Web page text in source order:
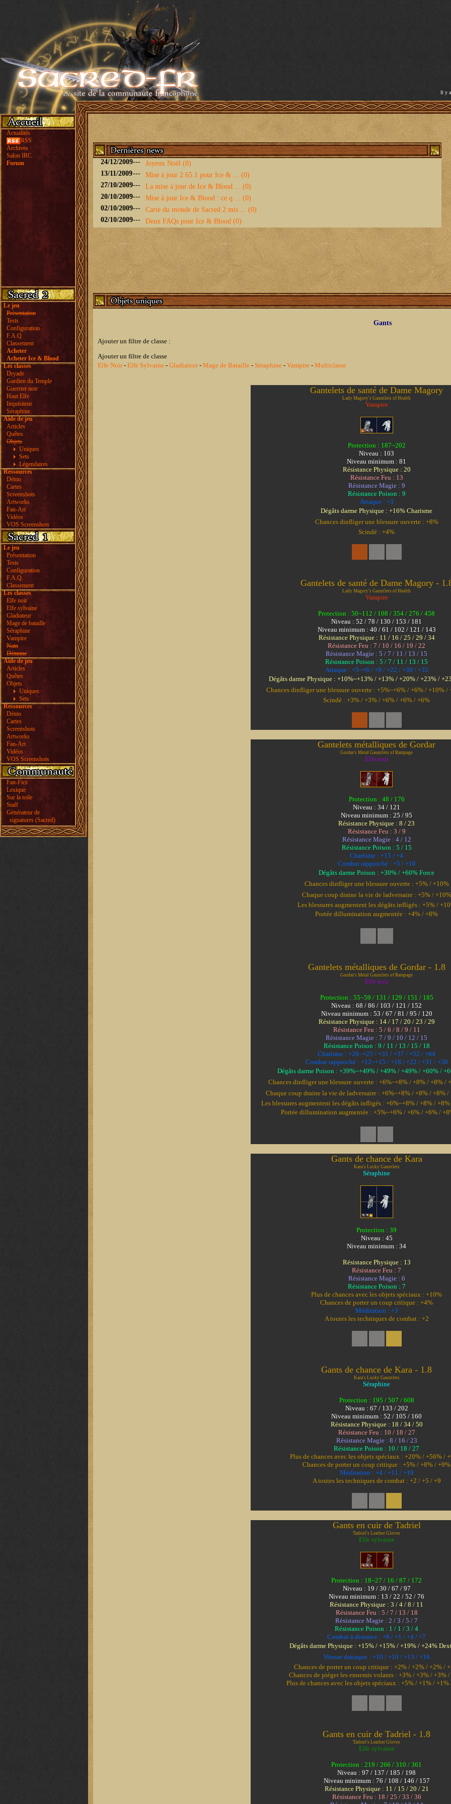
Il y
Actualités
RSS
Archives
Salon IRC
Forum
Le jeu
Présentation
Tests
Configuration
F.A.Q.
Classement
Acheter
Acheter Ice & Blood
Les classes
Dryade
Gardien du Temple
Guerrier noir
Haut Elfe
Inquisiteur
Séraphine
Aide de jeu
Articles
Quêtes
Objets
Uniques
Sets
Légendaires
Ressources
Démo
Cartes
Screenshots
Artworks
Fan-Art
Vidéos
VOS Screenshots
Le jeu
Présentation
Tests
Configuration
F.A.Q.
Classement
Les classes
Elfe noir
Elfe sylvaine
Gladiateur
Mage de bataille
Séraphine
Vampire
Nain
Démone
Aide de jeu
Articles
Quêtes
Objets
Uniques
Sets
Ressources
Démo
Cartes
Screenshots
Artworks
Fan-Art
Vidéos
VOS Screenshots
Fan-Fics
Lexique
Sur la toile
Staff
Générateur de
signatures (Sacred)
24/12/2009---
Joyeux Noël (0)
13/11/2009---
Mise à jour 2.65.1 pour Ice & ... (0)
27/10/2009---
La mise à jour de Ice & Blood ... (0)
20/10/2009---
Mise à jour Ice & Blood : ce q ... (0)
02/10/2009---
Carte du monde de Sacred 2 mis ... (0)
02/10/2009--- Deux FAQs pour Ice & Blood (0)
Gants
Ajouter un filtre de classe :
Ajouter un filtre de classe
Elfe Noir- Elfe Sylvaine - Gladiateur- Mage de Bataille - Séraphine - Vampire - Multiclasse
Gantelets de santé de Dame Magory
Lady Magory's Gauntlets of Health
Vampire
Protection : 187~202
Niveau : 103
Niveau minimum : 81
Résistance Physique : 20
Résistance Feu : 13
Résistance Magie : 9
Résistance Poison : 9
Attaque : +3
Dégâts darme Physique : +16% Charisme
Chances dinfliger une blessure ouverte : +8%
Scindé : +4%
Gantelets de santé de Dame Magory -
Lady Magory's Gauntlets of Health
Vampire
Protection : 50~112 / 108 / 354 / 276 / 458
Niveau : 52 / 78 / 130 / 153 / 181
Niveau minimum : 40 / 61 / 102 / 121 / 143
Résistance Physique : 11 / 16 / 25 / 29 / 34
Résistance Feu : 7 / 10 / 16 / 19 / 22
Résistance Magie : 5 / 7 / 11 / 13 / 15
Résistance Poison : 5 / 7 / 11 / 13 / 15
Attaque : +5~+6 / +9 / +22 / +30 / +35
Dégâts darme Physique : +10%~+13% / +13% / +20% / +23% /
Chances dinfliger une blessure ouverte : +5%~+6% / +6% / +10% /
Scindé : +3% / +3% / +6% / +6% / +6%
Gantelets métalliques de Gordar
Gordar's Metal Gauntlets of Rampage
Elfe noir
Protection : 48 / 176
Niveau : 34 / 121
Niveau minimum : 25 / 95
Résistance Physique : 8 / 23
Résistance Feu : 3 / 9
Résistance Magie : 4 / 12
Résistance Poison : 5 / 15
Charisme : +15 / +4
Combat rapproché : +5 / +10
Dégâts darme Poison : +30% / +60% Force
Chances dinfliger une blessure ouverte : +5% / +10%
Chaque coup draine la vie de ladversaire : +5% / +10%
Les blessures augmentent les dégâts infligés : +5% /
Portée dillumination augmentée : +4% / +8%
Gantelets métalliques de Gordar - 1.8
Gordar's Metal Gauntlets of Rampage
Elfe noir
Protection : 55~59 / 131 / 129 / 151 / 185
Niveau : 68 / 86 / 103 / 121 / 152
Niveau minimum : 53 / 67 / 81 / 95 / 120
Résistance Physique : 14 / 17 / 20 / 23 / 29
Résistance Feu : 5 / 6 / 8 / 9 / 11
Résistance Magie : 7 / 9 / 10 / 12 / 15
Résistance Poison : 9 / 11 / 13 / 15 / 18
Charisme : +20~+25 / +31 / +37 / +52 / +64
Combat rapproché : +12~+15 / +18 / +22 / +31 / +38
Dégâts darme Poison : +39%~+49% / +49% / +49% / +60% /
Chances dinfliger une blessure ouverte : +6%~+8% / +8% / +8% /
Chaque coup draine la vie de ladversaire : +6%~+8% / +8% / +8%
Les blessures augmentent les dégâts infligés : +6%~+8% / +8% /
Portée dillumination augmentée : +5%~+6% / +6% / +6% /
Gants de chance de Kara
Kara's Lucky Gauntlets
Séraphine
Protection : 39
Niveau : 45
Niveau minimum : 34
Résistance Physique : 13
Résistance Feu : 7
Résistance Magie : 6
Résistance Poison : 7
Plus de chances avec les objets spéciaux : +10%
Chances de porter un coup critique : +4%
Méditation : +3
A toutes les techniques de combat : +2
Gants de chance de Kara - 1.8
Kara's Lucky Gauntlets
Séraphine
Protection : 195 / 507 / 608
Niveau : 67 / 133 / 202
Niveau minimum : 52 / 105 / 160
Résistance Physique : 18 / 34 / 50
Résistance Feu : 10 / 18 / 27
Résistance Magie : 8 / 16 / 23
Résistance Poison : 10 / 18 / 27
Plus de chances avec les objets spéciaux : +20% / +56% /
Chances de porter un coup critique : +5% / +8% / +9%
Méditation : +4 / +11 / +19
A toutes les techniques de combat : +2 / +5 / +9
Gants en cuir de Tadriel
Tadriel's Leather Gloves
Elfe sylvaine
Protection : 18~27 / 16 / 87 / 172
Niveau : 19 / 30 / 67 / 97
Niveau minimum : 13 / 22 / 52 / 76
Résistance Physique : 3 / 4 / 8 / 11
Résistance Feu : 5 / 7 / 13 / 18
Résistance Magie : 2 / 3 / 5 / 7
Résistance Poison : 1 / 1 / 3 / 4
Combat à distance : +8 / +1 / +4 / +7
Dégâts darme Physique : +15% / +15% / +19% / +24%
Vitesse dattaque : +10 / +10 / +13 / +16
Chances de porter un coup critique : +2% / +2% / +2% /
Chances de piéger les ennemis volants : +3% / +3% / +3%
Plus de chances avec les objets spéciaux : +5% / +1% / +1%
Gants en cuir de Tadriel - 1.8
Tadriel's Leather Gloves
Elfe sylvaine
Protection : 219 / 266 / 310 / 361
Niveau : 97 / 137 / 185 / 198
Niveau minimum : 76 / 108 / 146 / 157
Résistance Physique : 11 / 15 / 20 / 21
Résistance Feu : 18 / 25 / 33 / 36